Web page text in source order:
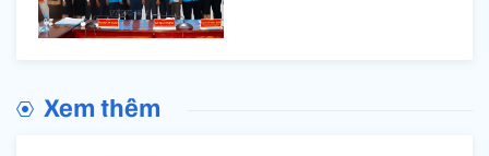
Xem thêm